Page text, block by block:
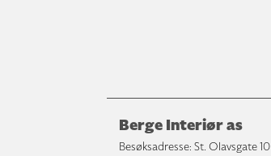
Berge Interiør as
Besøksadresse: St. Olavsgate 10